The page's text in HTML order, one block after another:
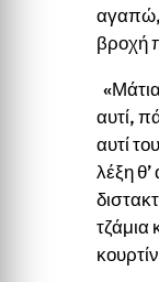
αγαπώ,
βροχή
αυτί,
αυτί
λέξη
τζάμια